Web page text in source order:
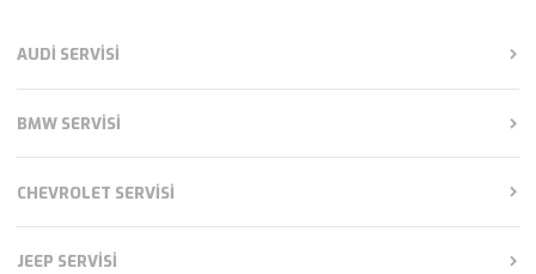
AUDI SERVISI
BMW SERVISI
CHEVROLET SERVISI
JEEP SERVISI